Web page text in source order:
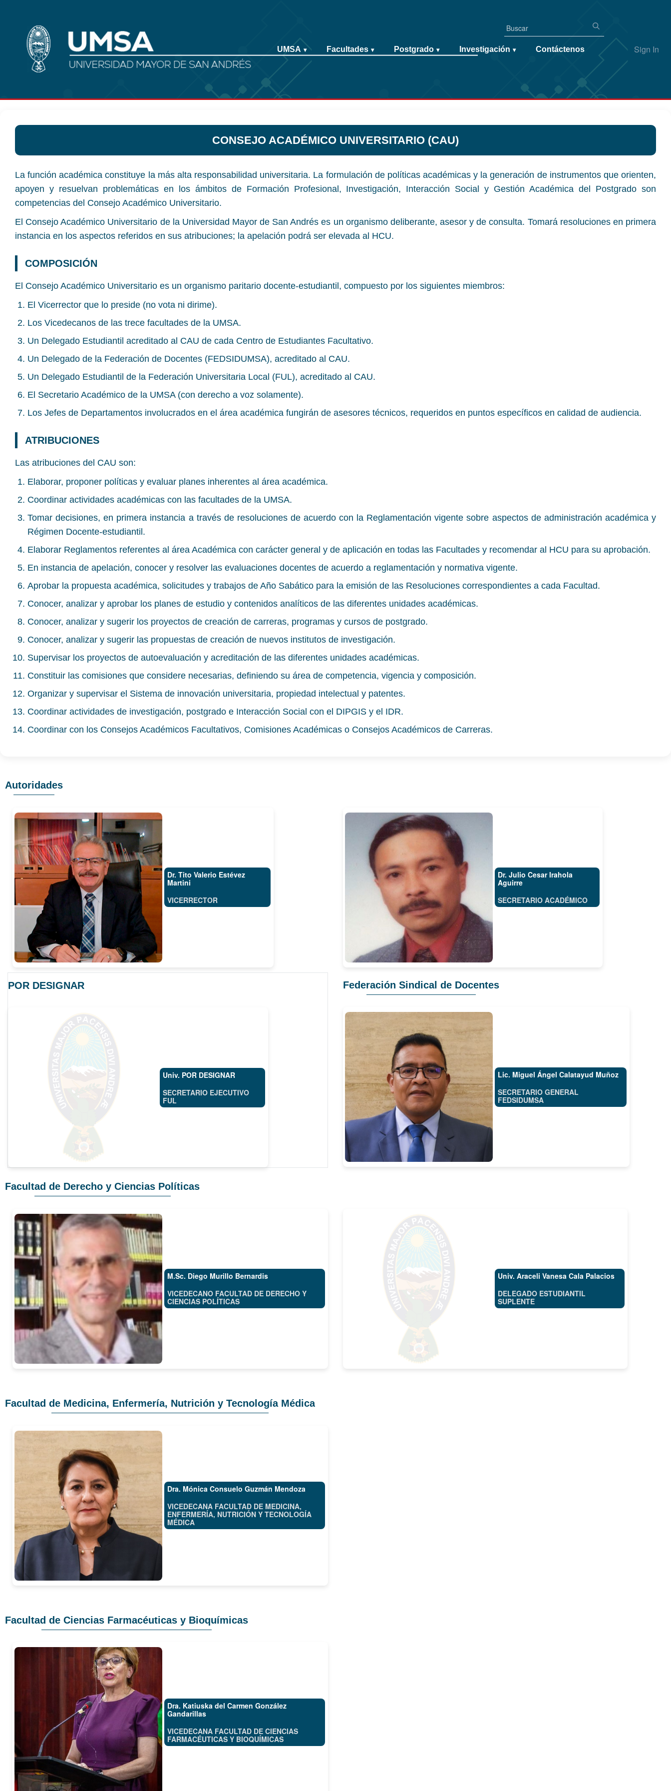
Sign In
UMSA ▾ Facultades ▾ Postgrado ▾ Investigación ▾ Contáctenos
CONSEJO ACADÉMICO UNIVERSITARIO (CAU)
La función académica constituye la más alta responsabilidad universitaria. La formulación de políticas académicas y la generación de instrumentos que orienten,
apoyen y resuelvan problemáticas en los ámbitos de Formación Profesional, Investigación, Interacción Social y Gestión Académica del Postgrado son
competencias del Consejo Académico Universitario.
El Consejo Académico Universitario de la Universidad Mayor de San Andrés es un organismo deliberante, asesor y de consulta. Tomará resoluciones en primera
instancia en los aspectos referidos en sus atribuciones; la apelación podrá ser elevada al HCU.
COMPOSICIÓN
El Consejo Académico Universitario es un organismo paritario docente-estudiantil, compuesto por los siguientes miembros:
El Vicerrector que lo preside (no vota ni dirime).
Los Vicedecanos de las trece facultades de la UMSA.
Un Delegado Estudiantil acreditado al CAU de cada Centro de Estudiantes Facultativo.
Un Delegado de la Federación de Docentes (FEDSIDUMSA), acreditado al CAU.
Un Delegado Estudiantil de la Federación Universitaria Local (FUL), acreditado al CAU.
El Secretario Académico de la UMSA (con derecho a voz solamente).
Los Jefes de Departamentos involucrados en el área académica fungirán de asesores técnicos, requeridos en puntos específicos en calidad de audiencia.
ATRIBUCIONES
Las atribuciones del CAU son:
Elaborar, proponer políticas y evaluar planes inherentes al área académica.
Coordinar actividades académicas con las facultades de la UMSA.
Tomar decisiones, en primera instancia a través de resoluciones de acuerdo con la Reglamentación vigente sobre aspectos de administración académica y
Régimen Docente-estudiantil.
Elaborar Reglamentos referentes al área Académica con carácter general y de aplicación en todas las Facultades y recomendar al HCU para su aprobación.
En instancia de apelación, conocer y resolver las evaluaciones docentes de acuerdo a reglamentación y normativa vigente.
Aprobar la propuesta académica, solicitudes y trabajos de Año Sabático para la emisión de las Resoluciones correspondientes a cada Facultad.
Conocer, analizar y aprobar los planes de estudio y contenidos analíticos de las diferentes unidades académicas.
Conocer, analizar y sugerir los proyectos de creación de carreras, programas y cursos de postgrado.
Conocer, analizar y sugerir las propuestas de creación de nuevos institutos de investigación.
Supervisar los proyectos de autoevaluación y acreditación de las diferentes unidades académicas.
Constituir las comisiones que considere necesarias, definiendo su área de competencia, vigencia y composición.
Organizar y supervisar el Sistema de innovación universitaria, propiedad intelectual y patentes.
Coordinar actividades de investigación, postgrado e Interacción Social con el DIPGIS y el IDR.
Coordinar con los Consejos Académicos Facultativos, Comisiones Académicas o Consejos Académicos de Carreras.
Autoridades
Dr. Tito Valerio Estévez
Martini
VICERRECTOR
Dr. Julio Cesar Irahola
Aguirre
SECRETARIO ACADÉMICO
POR DESIGNAR
Univ. POR DESIGNAR
SECRETARIO EJECUTIVO
FUL
Federación Sindical de Docentes
Lic. Miguel Ángel Calatayud Muñoz
SECRETARIO GENERAL
FEDSIDUMSA
Facultad de Derecho y Ciencias Políticas
M.Sc. Diego Murillo Bernardis
VICEDECANO FACULTAD DE DERECHO Y
CIENCIAS POLÍTICAS
Univ. Araceli Vanesa Cala Palacios
DELEGADO ESTUDIANTIL
SUPLENTE
Facultad de Medicina, Enfermería, Nutrición y Tecnología Médica
Dra. Mónica Consuelo Guzmán Mendoza
VICEDECANA FACULTAD DE MEDICINA,
ENFERMERÍA, NUTRICIÓN Y TECNOLOGÍA
MÉDICA
Facultad de Ciencias Farmacéuticas y Bioquímicas
Dra. Katiuska del Carmen González
Gandarillas
VICEDECANA FACULTAD DE CIENCIAS
FARMACÉUTICAS Y BIOQUÍMICAS